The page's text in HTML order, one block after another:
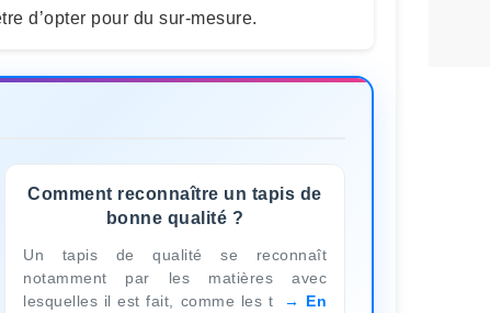
d’opter pour du sur-mesure.
Comment reconnaître un tapis de
bonne qualité ?
Un tapis de qualité se reconnaît
notamment par les matières avec
lesquelles il est fait, comme les t
En